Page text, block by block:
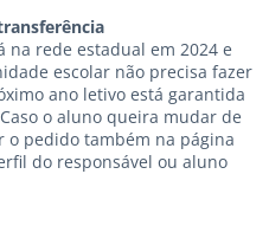
rede estadual em 2024 e
escolar não precisa fazer
ano letivo está garantida
o aluno queira mudar de
o pedido também na página
do responsável ou aluno